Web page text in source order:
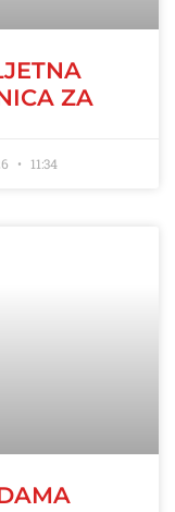
ZA
11:34